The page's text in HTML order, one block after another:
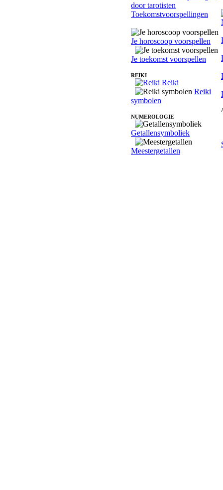
Toekomstvoorspellingen
Je horoscoop voorspellen
Je toekomst voorspellen
REIKI
Reiki
Reiki
symbolen
NUMEROLOGIE
Getallensymboliek
Meestergetallen